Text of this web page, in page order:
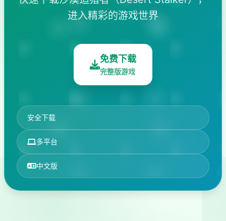
进入精彩的游戏世界
免费下载
完整版游戏
安全下载
多平台
中文版